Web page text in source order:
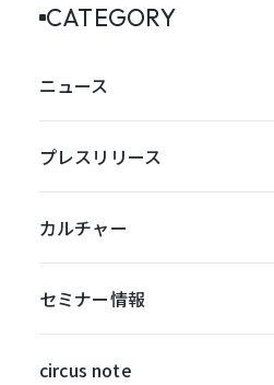
CATEGORY
ニュース
プレスリリース
カルチャー
セミナー情報
circus note